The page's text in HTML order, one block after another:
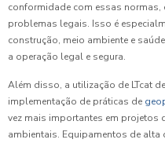
conformidade com essas
problemas legais. Isso é
construção, meio ambiente e
a operação legal e segura.
Além disso, a utilização de LTcat
implementação de práticas de
vez mais importantes em projetos
ambientais. Equipamentos de